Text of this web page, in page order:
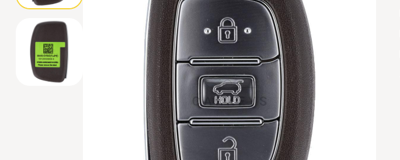
Програматори
Емулятори